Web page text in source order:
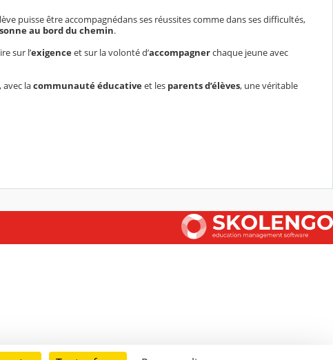
puisse êtreaccompagnédans ses réussitescomme dans sesdifficultés,
au bord du chemin.
sur l’exigenceet sur la volonté d’accompagnerchaque jeune avec
lacommunauté éducativeet les parents d’élèves, une véritable